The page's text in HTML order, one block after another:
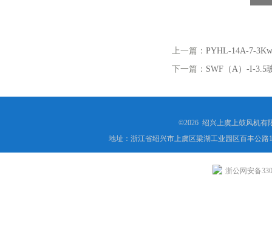
上一篇： PYHL-14A-7-
下一篇： SWF（A）-I-3.5
©2026 绍兴上虞上鼓风机有
地址：浙江省绍兴市上虞区梁湖工业园区百丰公路
浙公网安备